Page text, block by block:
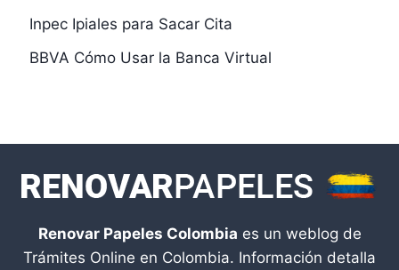
Inpec Ipiales para Sacar Cita
BBVA Cómo Usar la Banca Virtual
Renovar Papeles Colombia es un weblog de
Trámites Online en Colombia. Información detalla